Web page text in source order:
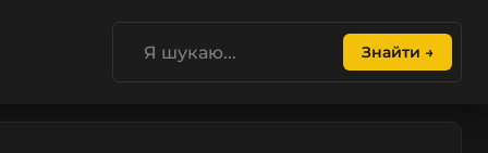
Знайти →